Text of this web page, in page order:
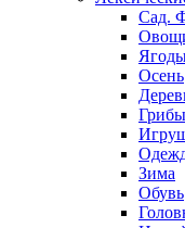
Сад.
Осень
Грибы
Зима
Обувь